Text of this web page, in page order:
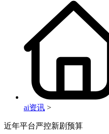
ai资讯 >
近年平台严控新剧预算